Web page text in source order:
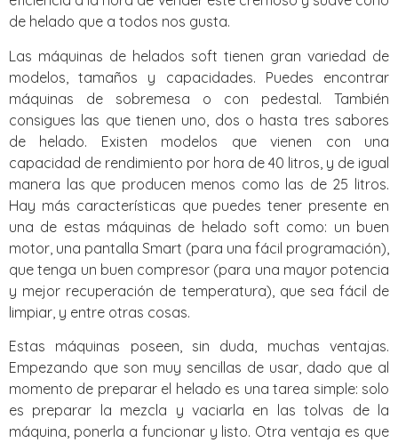
de helado que a todos nos gusta.
Las máquinas de helados soft tienen gran variedad de
modelos, tamaños y capacidades. Puedes encontrar
máquinas de sobremesa o con pedestal. También
consigues las que tienen uno, dos o hasta tres sabores
de helado. Existen modelos que vienen con una
capacidad de rendimiento por hora de 40 litros, y de igual
manera las que producen menos como las de 25 litros.
Hay más características que puedes tener presente en
una de estas máquinas de helado soft como: un buen
motor, una pantalla Smart (para una fácil programación),
que tenga un buen compresor (para una mayor potencia
y mejor recuperación de temperatura), que sea fácil de
limpiar, y entre otras cosas.
Estas máquinas poseen, sin duda, muchas ventajas.
Empezando que son muy sencillas de usar, dado que al
momento de preparar el helado es una tarea simple: solo
es preparar la mezcla y vaciarla en las tolvas de la
máquina, ponerla a funcionar y listo. Otra ventaja es que